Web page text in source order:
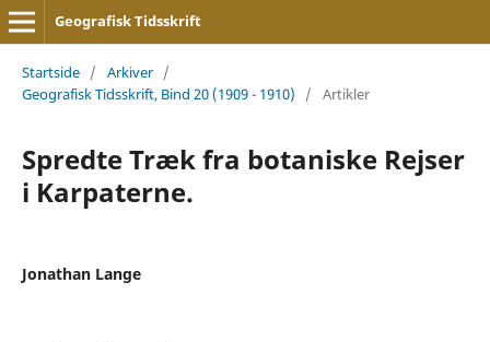
Geografisk Tidsskrift
Startside / Arkiver /
Geografisk Tidsskrift, Bind 20 (1909 - 1910)
/ Artikler
Spredte Træk fra botaniske Rejser
i Karpaterne.
Jonathan Lange